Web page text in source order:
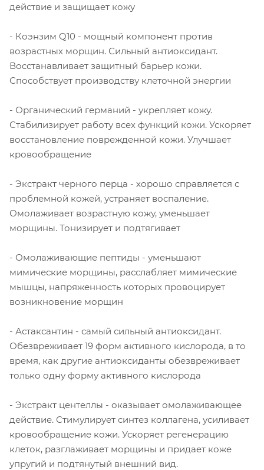
действие и защищает кожу
- Коэнзим Q10 - мощный компонент против
возрастных морщин. Сильный антиоксидант.
Восстанавливает защитный барьер кожи.
Способствует производству клеточной энергии
- Органический германий - укрепляет кожу.
Стабилизирует работу всех функций кожи. Ускоряет
восстановление поврежденной кожи. Улучшает
кровообращение
- Экстракт черного перца - хорошо справляется с
проблемной кожей, устраняет воспаление.
Омолаживает возрастную кожу, уменьшает
морщины. Тонизирует и подтягивает
- Омолаживающие пептиды - уменьшают
мимические морщины, расслабляет мимические
мышцы, напряженность которых провоцирует
возникновение морщин
- Астаксантин - самый сильный антиоксидант.
Обезвреживает 19 форм активного кислорода, в то
время, как другие антиоксиданты обезвреживает
только одну форму активного кислорода
- Экстракт центеллы - оказывает омолаживающее
действие. Стимулирует синтез коллагена, усиливает
кровообращение кожи. Ускоряет регенерацию
клеток, разглаживает морщины и придает коже
упругий и подтянутый внешний вид.